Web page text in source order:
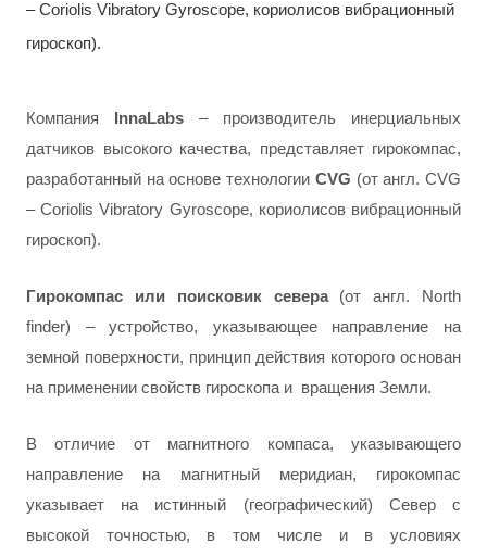
– Coriolis Vibratory Gyroscope, кориолисов вибрационный
гироскоп).
Компания InnaLabs – производитель инерциальных
датчиков высокого качества, представляет гирокомпас,
разработанный на основе технологии CVG (от англ. CVG
– Coriolis Vibratory Gyroscope, кориолисов вибрационный
гироскоп).
Гирокомпас или поисковик севера(от англ. North
finder) – устройство, указывающее направление на
земной поверхности, принцип действия которого основан
на применении свойств гироскопа и вращения Земли.
В отличие от магнитного компаса, указывающего
направление на магнитный меридиан, гирокомпас
указывает на истинный (географический) Север с
высокой точностью, в том числе и в условиях